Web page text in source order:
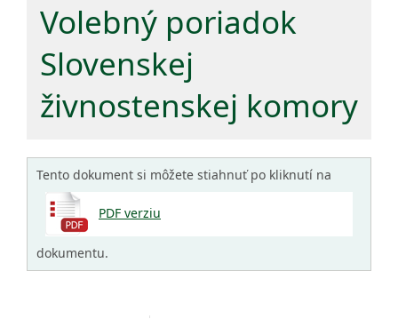
Volebný poriadok
Slovenskej
živnostenskej komory
Tento dokument si môžete stiahnuť po kliknutí na
PDF verziu
dokumentu.